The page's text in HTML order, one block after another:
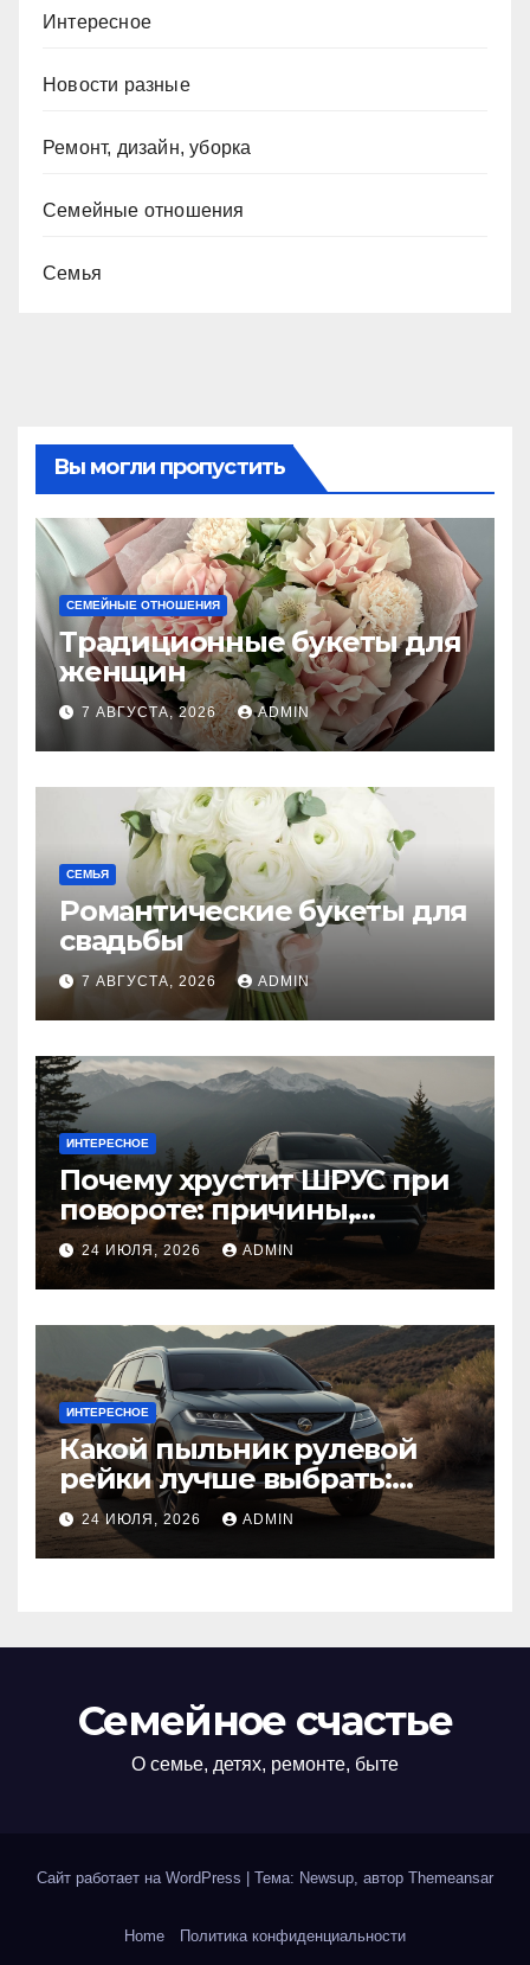
Интересное
Новости разные
Ремонт, дизайн, уборка
Семейные отношения
Семья
Вы могли пропустить
СЕМЕЙНЫЕ ОТНОШЕНИЯ
Традиционные букеты для
женщин
7 АВГУСТА, 2026 ADMIN
СЕМЬЯ
Романтические букеты для
свадьбы
7 АВГУСТА, 2026 ADMIN
ИНТЕРЕСНОЕ
Почему хрустит ШРУС при
повороте: причины,
диагностика
24 ИЮЛЯ, 2026 ADMIN
ИНТЕРЕСНОЕ
Какой пыльник рулевой
рейки лучше выбрать:
оригинальный или аналог,
резина или полиуретан
24 ИЮЛЯ, 2026 ADMIN
Семейное счастье
О семье, детях, ремонте, быте
Сайт работает на WordPress Тема: Newsup, автор Themeansar
Home Политика конфиденциальности